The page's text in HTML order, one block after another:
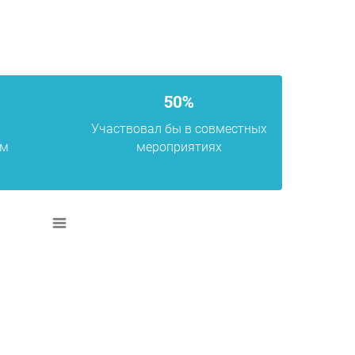
50%
Участвовал бы в совместных
мероприятиях